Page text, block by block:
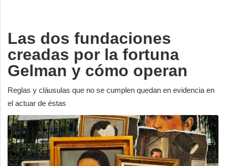
Las dos fundaciones
creadas por la fortuna
Gelman y cómo operan
Reglas y cláusulas que no se cumplen quedan en evidencia en
el actuar de éstas